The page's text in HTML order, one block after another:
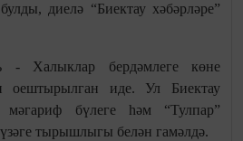
диелә “Биектау хәбәрләре”
- Халыклар бердәмлеге көне
оештырылган иде. Ул Биектау
бүлеге һәм “Тулпар”
тырышлыгы белән гамәлдә.